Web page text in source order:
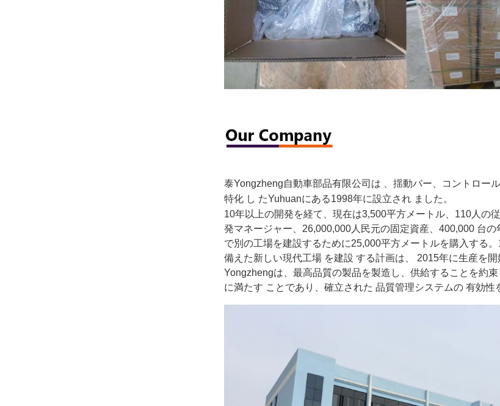
泰Yongzheng自動車部品有限公司は
、揺動バー、コントロー
特化 し たYuhuanにある1998年に設立され ました。
10年以上の開発を経て、現在は3,500平方メートル、110人の従
発マネージャー、26,000,000人民元の固定資産、400,000 台の
で別の工場を建設するために25,000平方メートルを購入する
備えた新しい現代工場 を建設 する計画は、 2015年に生産を開
Yongzhengは、最高品質の製品を製造し、供給することを約束
に満たす ことであり、確立された 品質管理システムの 有効性